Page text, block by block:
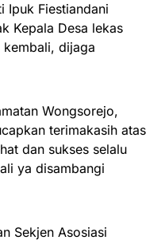
Ipuk Fiestiandani
Kepala Desa lekas
dijaga
Wongsorejo,
terimakasih atas
dan sukses selalu
ya disambangi
Sekjen Asosiasi